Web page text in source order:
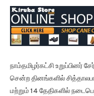
நாம்தமிழர்கட்சி உறுப்பினர்
சென்ற தினங்களில்
மற்றும் 14 தேதிகளில்